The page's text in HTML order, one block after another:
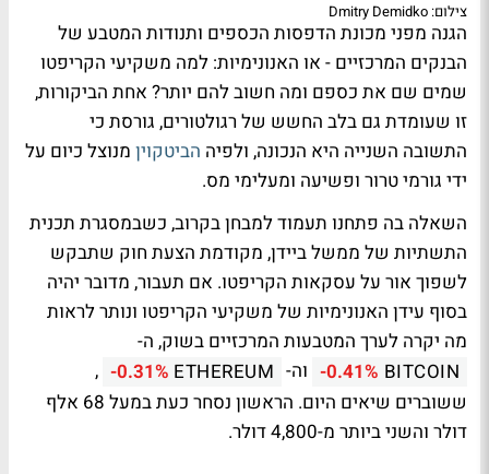
צילום: Dmitry Demidko
הגנה מפני מכונת הדפסות הכספים ותנודות המטבע של
הבנקים המרכזיים - או האנונימיות: למה משקיעי הקריפטו
שמים שם את כספם ומה חשוב להם יותר? אחת הביקורות,
זו שעומדת גם בלב החשש של רגולטורים, גורסת כי
התשובה השנייה היא הנכונה, ולפיה הביטקוין מנוצל כיום על
ידי גורמי טרור ופשיעה ומעלימי מס.
השאלה בה פתחנו תעמוד למבחן בקרוב, כשבמסגרת תכנית
התשתיות של ממשל ביידן, מקודמת הצעת חוק שתבקש
לשפוך אור על עסקאות הקריפטו. אם תעבור, מדובר יהיה
בסוף עידן האנונימיות של משקיעי הקריפטו ונותר לראות
מה יקרה לערך המטבעות המרכזיים בשוק, ה-
BITCOIN
-0.41% וה- ETHEREUM
-0.31%
,
ששוברים שיאים היום. הראשון נסחר כעת במעל 68 אלף
דולר והשני ביותר מ-4,800 דולר.